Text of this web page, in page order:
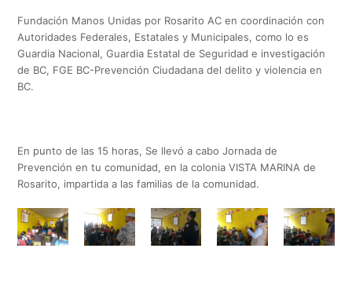
Fundación Manos Unidas por Rosarito AC en coordinación con
Autoridades Federales, Estatales y Municipales, como lo es
Guardia Nacional, Guardia Estatal de Seguridad e investigación
de BC, FGE BC-Prevención Ciudadana del delito y violencia en
BC.
En punto de las 15 horas, Se llevó a cabo Jornada de
Prevención en tu comunidad, en la colonia VISTA MARINA de
Rosarito, impartida a las familias de la comunidad.